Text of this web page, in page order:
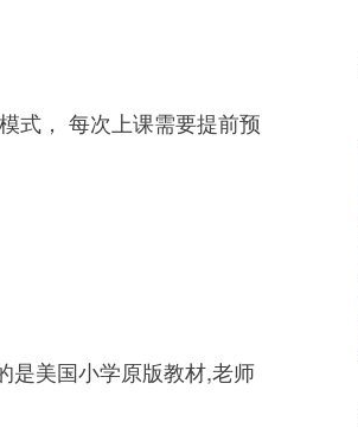
式， 每次上课需要提前预
美国小学原版教材,老师